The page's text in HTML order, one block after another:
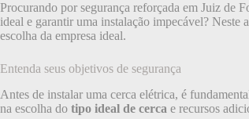
Procurando por segurança reforçada em Juiz de
ideal e garantir uma instalação impecável? Neste
escolha da empresa ideal.
Entenda seus objetivos de segurança
Antes de instalar uma cerca elétrica, é
na escolha do tipo ideal de cerca e recursos